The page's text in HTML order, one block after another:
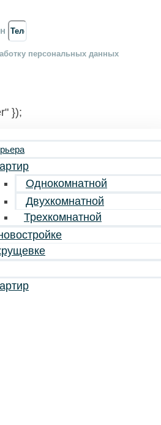
Однокомнатной
Двухкомнатной
Трехкомнатной
персональных данных
});